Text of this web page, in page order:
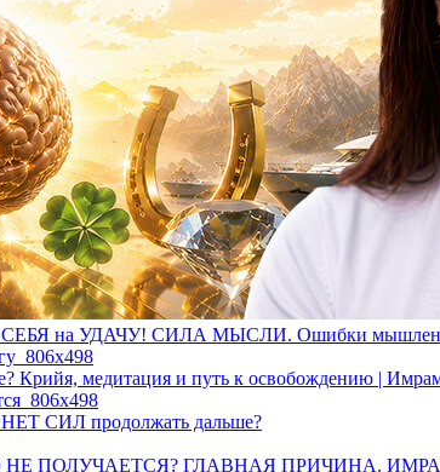
на УДАЧУ! СИЛА МЫСЛИ. Ошибки
Крийя, медитация и путь к освобождению |
СИЛ продолжать дальше?
НЕ ПОЛУЧАЕТСЯ? ГЛАВНАЯ ПРИЧИНА.